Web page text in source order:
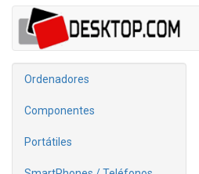
Ordenadores
Componentes
Portátiles